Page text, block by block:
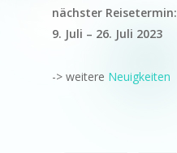
nächster Reisetermin:
9. Juli – 26. Juli 2023
-> weitere Neuigkeiten